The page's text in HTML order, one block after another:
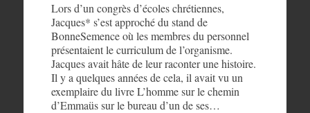
Lors d’un congrès d’écoles chrétiennes,
Jacques* s’est approché du stand de
BonneSemence où les membres du personnel
présentaient le curriculum de l’organisme.
Jacques avait hâte de leur raconter une histoire.
Il y a quelques années de cela, il avait vu un
exemplaire du livre L’homme sur le chemin
d’Emmaüs sur le bureau d’un de ses…